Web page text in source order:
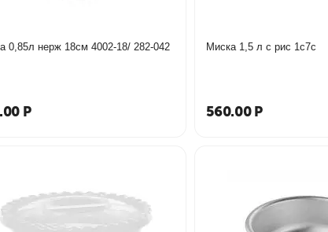
Миска 0,85л нерж 18см 4002-18/ 282-042
Р
Миска 1,5 л с рис 1с7с
560.00 Р